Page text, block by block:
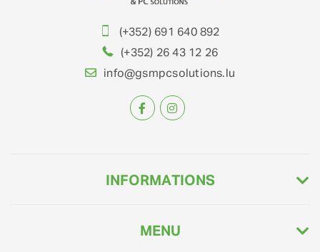
(+352) 691 640 892
(+352) 26 43 12 26
info@gsmpcsolutions.lu
INFORMATIONS
MENU